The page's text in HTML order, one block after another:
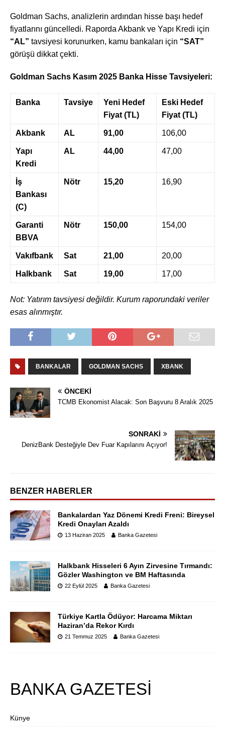
Goldman Sachs, analizlerin ardından hisse başı hedef
fiyatlarını güncelledi. Raporda Akbank ve Yapı Kredi için
“AL” tavsiyesi korunurken, kamu bankaları için “SAT”
görüşü dikkat çekti.
Goldman Sachs Kasım 2025 Banka Hisse Tavsiyeleri:
Banka Tavsiye
Yeni Hedef
Fiyat (TL)
Eski Hedef
Fiyat (TL)
Akbank AL 91,00 106,00
Yapı
Kredi
AL 44,00 47,00
İş
Bankası
(C)
Nötr 15,20 16,90
Garanti
BBVA
Nötr 150,00 154,00
Vakıfbank Sat 21,00 20,00
Halkbank Sat 19,00 17,00
Not: Yatırım tavsiyesi değildir. Kurum raporundaki veriler
esas alınmıştır.
BANKALAR GOLDMAN SACHS XBANK
ÖNCEKI
TCMB Ekonomist Alacak: Son Başvuru 8 Aralık 2025
SONRAKI
DenizBank Desteğiyle Dev Fuar Kapılarını Açıyor!
BENZER HABERLER
Bankalardan Yaz Dönemi Kredi Freni: Bireysel
Kredi Onayları Azaldı
13 Haziran 2025 Banka Gazetesi
Halkbank Hisseleri 6 Ayın Zirvesine Tırmandı:
Gözler Washington ve BM Haftasında
22 Eylül 2025 Banka Gazetesi
Türkiye Kartla Ödüyor: Harcama Miktarı
Haziran’da Rekor Kırdı
21 Temmuz 2025 Banka Gazetesi
BANKA GAZETESİ
Künye